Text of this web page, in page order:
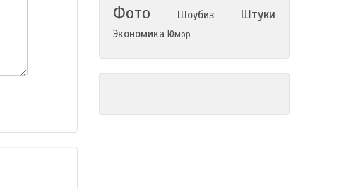
Фото Шоубиз Штуки
Экономика Юмор